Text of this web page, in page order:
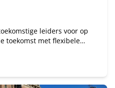
leiders voor op
toekomst met flexibele